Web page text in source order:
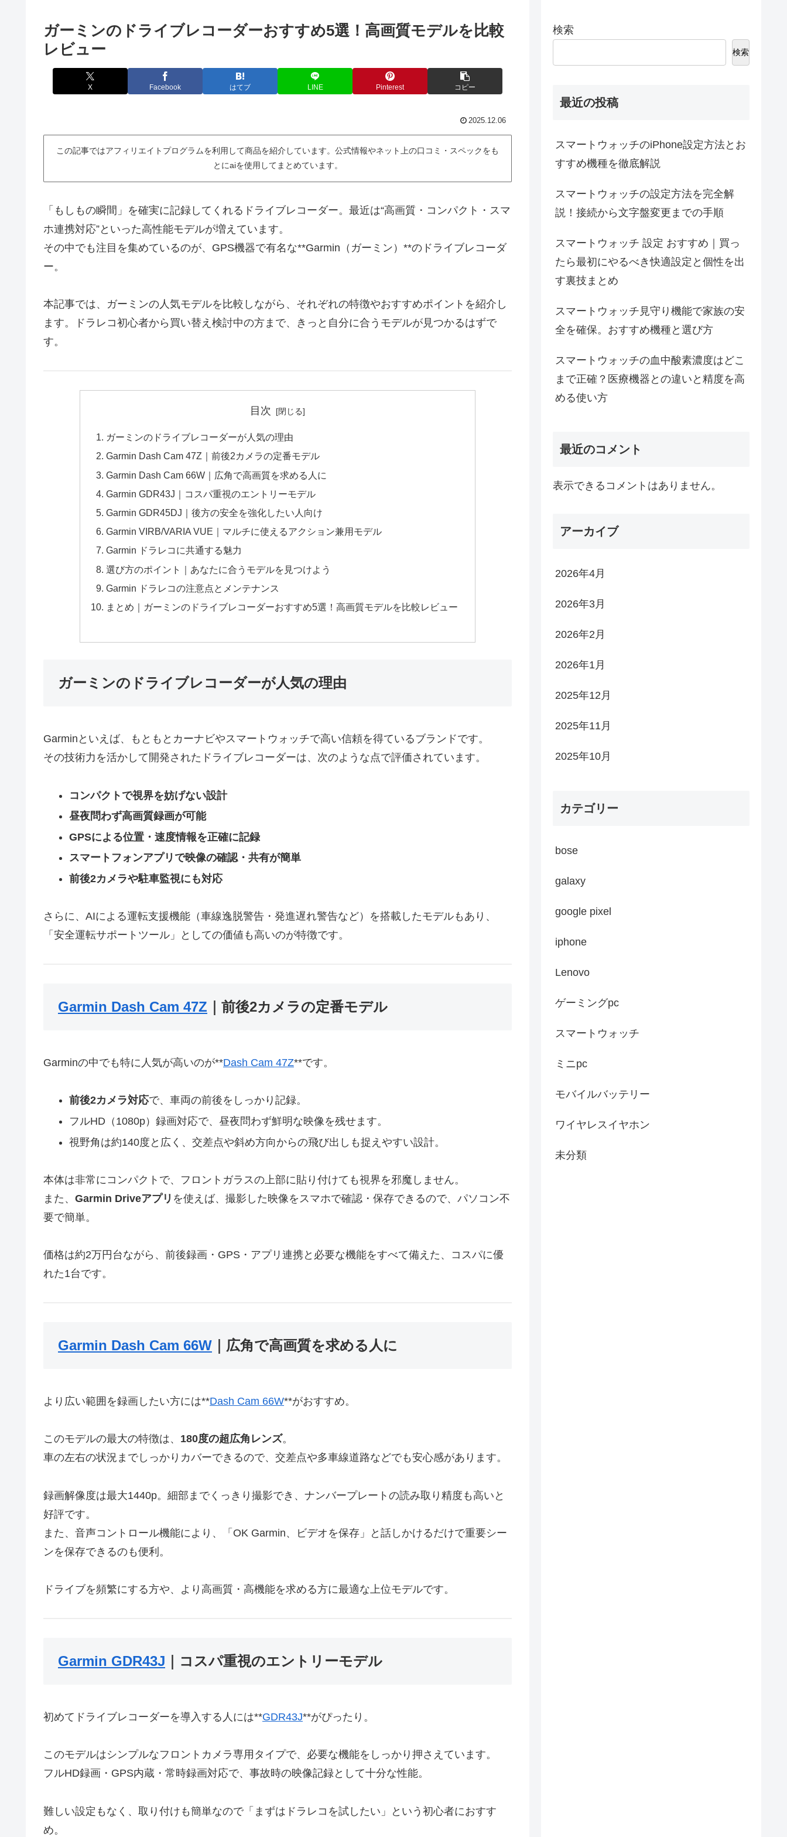
ガーミンのドライブレコーダーおすすめ5選！高画質モデルを比較
レビュー
X Facebook はてブ LINE Pinterest コピー
2025.12.06
この記事ではアフィリエイトプログラムを利用して商品を紹介しています。公式情報やネット上の口コミ・スペックをも
とにaiを使用してまとめています。
「もしもの瞬間」を確実に記録してくれるドライブレコーダー。最近は“高画質・コンパクト・スマ
ホ連携対応”といった高性能モデルが増えています。
その中でも注目を集めているのが、GPS機器で有名な**Garmin（ガーミン）**のドライブレコーダ
ー。
本記事では、ガーミンの人気モデルを比較しながら、それぞれの特徴やおすすめポイントを紹介し
ます。ドラレコ初心者から買い替え検討中の方まで、きっと自分に合うモデルが見つかるはずで
す。
目次
ガーミンのドライブレコーダーが人気の理由
Garmin Dash Cam 47Z｜前後2カメラの定番モデル
Garmin Dash Cam 66W｜広角で高画質を求める人に
Garmin GDR43J｜コスパ重視のエントリーモデル
Garmin GDR45DJ｜後方の安全を強化したい人向け
Garmin VIRB/VARIA VUE｜マルチに使えるアクション兼用モデル
Garmin ドラレコに共通する魅力
選び方のポイント｜あなたに合うモデルを見つけよう
Garmin ドラレコの注意点とメンテナンス
まとめ｜ガーミンのドライブレコーダーおすすめ5選！高画質モデルを比較レビュー
ガーミンのドライブレコーダーが人気の理由
Garminといえば、もともとカーナビやスマートウォッチで高い信頼を得ているブランドです。
その技術力を活かして開発されたドライブレコーダーは、次のような点で評価されています。
コンパクトで視界を妨げない設計
昼夜問わず高画質録画が可能
GPSによる位置・速度情報を正確に記録
スマートフォンアプリで映像の確認・共有が簡単
前後2カメラや駐車監視にも対応
さらに、AIによる運転支援機能（車線逸脱警告・発進遅れ警告など）を搭載したモデルもあり、
「安全運転サポートツール」としての価値も高いのが特徴です。
Garmin Dash Cam 47Z ｜前後2カメラの定番モデル
Garminの中でも特に人気が高いのが**Dash Cam 47Z**です。
前後2カメラ対応で、車両の前後をしっかり記録。
フルHD（1080p）録画対応で、昼夜問わず鮮明な映像を残せます。
視野角は約140度と広く、交差点や斜め方向からの飛び出しも捉えやすい設計。
本体は非常にコンパクトで、フロントガラスの上部に貼り付けても視界を邪魔しません。
また、 Garmin Driveアプリ を使えば、撮影した映像をスマホで確認・保存できるので、パソコン不
要で簡単。
価格は約2万円台ながら、前後録画・GPS・アプリ連携と必要な機能をすべて備えた、コスパに優
れた1台です。
Garmin Dash Cam 66W ｜広角で高画質を求める人に
より広い範囲を録画したい方には**Dash Cam 66W**がおすすめ。
このモデルの最大の特徴は、 180度の超広角レンズ。
車の左右の状況までしっかりカバーできるので、交差点や多車線道路などでも安心感があります。
録画解像度は最大1440p。細部までくっきり撮影でき、ナンバープレートの読み取り精度も高いと
好評です。
また、音声コントロール機能により、「OK Garmin、ビデオを保存」と話しかけるだけで重要シー
ンを保存できるのも便利。
ドライブを頻繁にする方や、より高画質・高機能を求める方に最適な上位モデルです。
Garmin GDR43J ｜コスパ重視のエントリーモデル
初めてドライブレコーダーを導入する人には**GDR43J**がぴったり。
このモデルはシンプルなフロントカメラ専用タイプで、必要な機能をしっかり押さえています。
フルHD録画・GPS内蔵・常時録画対応で、事故時の映像記録として十分な性能。
難しい設定もなく、取り付けも簡単なので「まずはドラレコを試したい」という初心者におすす
め。
検索
検索
最近の投稿
スマートウォッチのiPhone設定方法とお
すすめ機種を徹底解説
スマートウォッチの設定方法を完全解
説！接続から文字盤変更までの手順
スマートウォッチ 設定 おすすめ｜買っ
たら最初にやるべき快適設定と個性を出
す裏技まとめ
スマートウォッチ見守り機能で家族の安
全を確保。おすすめ機種と選び方
スマートウォッチの血中酸素濃度はどこ
まで正確？医療機器との違いと精度を高
める使い方
最近のコメント
表示できるコメントはありません。
アーカイブ
2026年4月
2026年3月
2026年2月
2026年1月
2025年12月
2025年11月
2025年10月
カテゴリー
bose
galaxy
google pixel
iphone
Lenovo
ゲーミングpc
スマートウォッチ
ミニpc
モバイルバッテリー
ワイヤレスイヤホン
未分類